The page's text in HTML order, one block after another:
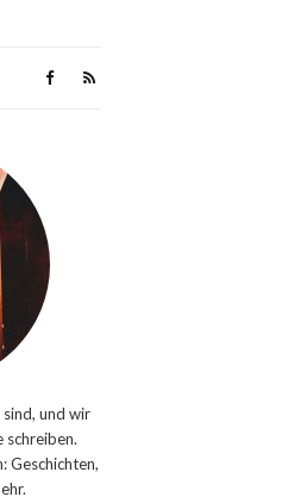
sind, und wir
schreiben.
Geschichten,